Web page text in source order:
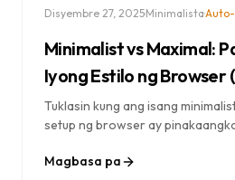
Disyembre 27, 2025·Minimalista·
Minimalist vs Maximal:
Iyong Estilo ng Browser
Gabay)
Tuklasin kung ang isang
setup ng browser ay
halimbawa, at alamin kung paano
Magbasa pa